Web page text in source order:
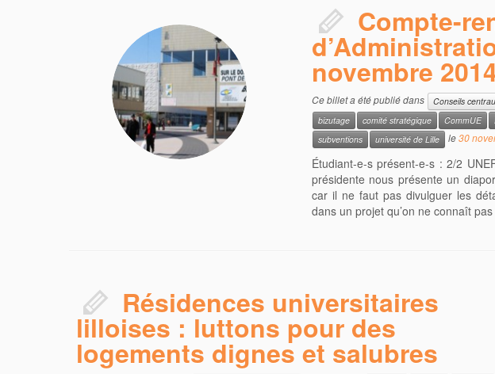
Compte-
novembre
Ce billet a été publié dans Conseils
bizutage
comité stratégique CommUE
subventions
université de Lille le30
Étudiant-e-s présent-e-s : 2/2
présidente nous présente un
car il ne faut pas divulguer les
dans un projet qu’on ne connaît
Résidences universitaires
lilloises : luttons pour des
logements dignes et salubres